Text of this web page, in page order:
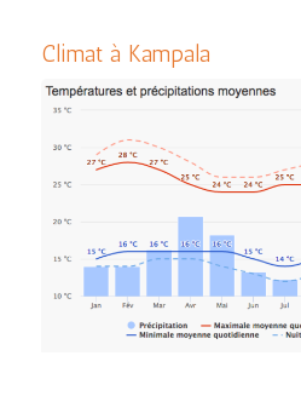
Climat à Kampala